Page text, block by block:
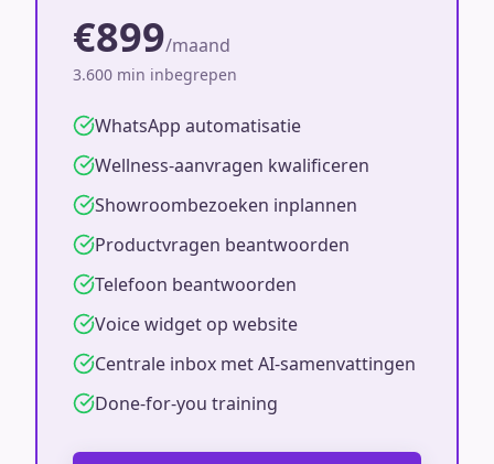
€899/maand
3.600 min inbegrepen
WhatsApp automatisatie
Wellness-aanvragen kwalificeren
Showroombezoeken inplannen
Productvragen beantwoorden
Telefoon beantwoorden
Voice widget op website
Centrale inbox met AI-samenvattingen
Done-for-you training